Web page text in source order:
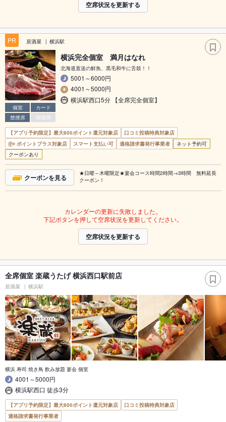
空席状況を更新する
PR 居酒屋 横浜駅
個室
カード
禁煙席
喫煙席
横浜完全個室 満月はなれ
北海道直送の鮮魚、黒毛和牛に舌鼓！！
5001～6000円
4001～5000円
横浜駅西口5分 【全席完全個室】
【アプリ予約限定】最大800ポイント還元対象店
口コミ投稿特典対象店
ポイントプラス対象店
スマート支払い可 適格請求書発行事業者
ネット予約可
クーポンあり
クーポンを見る
★日曜～木曜限定★宴会コース時間2時間→3時間 無料延長
クーポン！
カレンダーの更新に失敗しました。
下記ボタンを押して空席状況を更新してください。
空席状況を更新する
全席個室 楽蔵うたげ 横浜西口駅前店
居酒屋 横浜駅
横浜 寿司 焼き鳥 飲み放題 宴会 個室
4001～5000円
横浜駅西口 徒歩3分
【アプリ予約限定】最大800ポイント還元対象店
口コミ投稿特典対象店
適格請求書発行事業者